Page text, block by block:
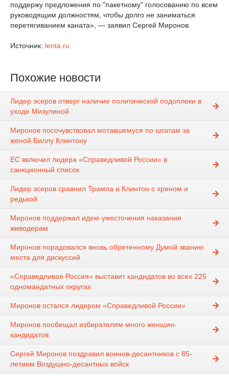
поддержу предложения по "пакетному" голосованию по всем
руководящим должностям, чтобы долго не заниматься
перетягиванием каната», — заявил Сергей Миронов.
Источник: lenta.ru
Похожие новости
Лидер эсеров отверг наличие политической подоплеки в
уходе Мизулиной
Миронов посочувствовал мотавшемуся по штатам за
женой Биллу Клинтону
ЕС включил лидера «Справедливой России» в
санкционный список
Лидер эсеров сравнил Трампа и Клинтон с хреном и
редькой
Миронов поддержал идею ужесточения наказания
живодерам
Миронов порадовался вновь обретенному Думой званию
места для дискуссий
«Справедливая Россия» выставит кандидатов во всех 225
одномандатных округах
Миронов остался лидером «Справедливой России»
Миронов пообещал избирателям много женщин-
кандидатов
Сергей Миронов поздравил воинов-десантников с 85-
летием Воздушно-десантных войск